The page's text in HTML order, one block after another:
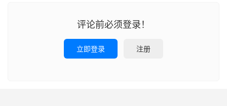
评论前必须登录！
立即登录 注册